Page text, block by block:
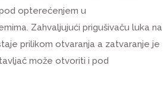
opterećenjem u
Zahvaljujući prigušivaču luka na
prilikom otvaranja a zatvaranje je
može otvoriti i pod